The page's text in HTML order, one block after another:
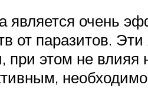
является очень
от паразитов.
при этом не